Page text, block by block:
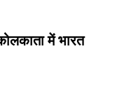
में भारत